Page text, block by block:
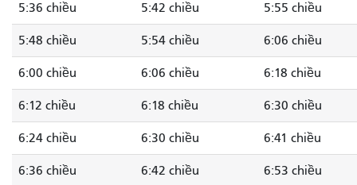
5:36 chiều 5:42 chiều 5:55 chiều
5:48 chiều 5:54 chiều 6:06 chiều
6:00 chiều 6:06 chiều 6:18 chiều
6:12 chiều 6:18 chiều 6:30 chiều
6:24 chiều 6:30 chiều 6:41 chiều
6:36 chiều 6:42 chiều 6:53 chiều